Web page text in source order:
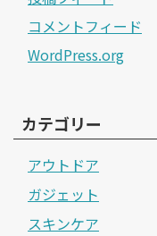
コメントフィード
WordPress.org
カテゴリー
アウトドア
ガジェット
スキンケア